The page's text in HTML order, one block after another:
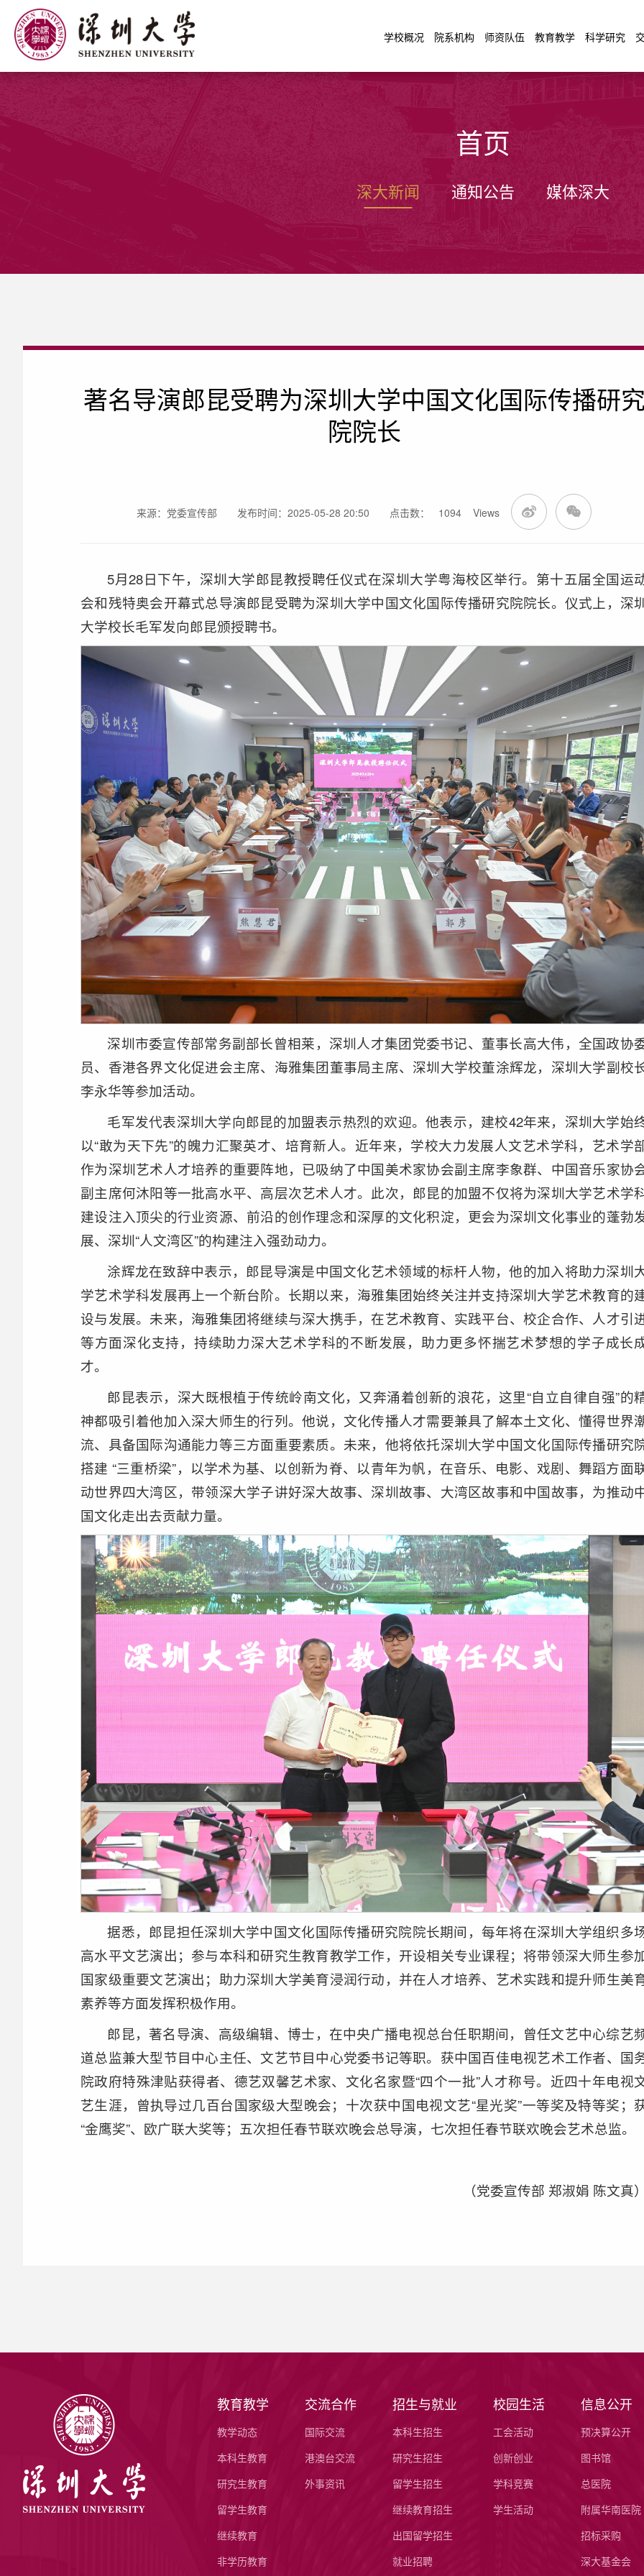
学校概况 院系机构 师资队伍 教育教学 科学研究
首页
深大新闻 通知公告 媒体深大
著名导演郎昆受聘为深圳大学中国文化国际传播研
院院长
来源：党委宣传部 发布时间：2025-05-28 20:50 点击数： 1094 Views
5月28日下午，深圳大学郎昆教授聘任仪式在深圳大学粤海校区举行。第十五届全国运
会和残特奥会开幕式总导演郎昆受聘为深圳大学中国文化国际传播研究院院长。仪式上，深
大学校长毛军发向郎昆颁授聘书。
深圳市委宣传部常务副部长曾相莱，深圳人才集团党委书记、董事长高大伟，全国政协
员、香港各界文化促进会主席、海雅集团董事局主席、深圳大学校董涂辉龙，深圳大学副校
李永华等参加活动。
毛军发代表深圳大学向郎昆的加盟表示热烈的欢迎。他表示，建校42年来，深圳大学始
以“敢为天下先”的魄力汇聚英才、培育新人。近年来，学校大力发展人文艺术学科，艺术学
作为深圳艺术人才培养的重要阵地，已吸纳了中国美术家协会副主席李象群、中国音乐家协
副主席何沐阳等一批高水平、高层次艺术人才。此次，郎昆的加盟不仅将为深圳大学艺术学
建设注入顶尖的行业资源、前沿的创作理念和深厚的文化积淀，更会为深圳文化事业的蓬勃
展、深圳“人文湾区”的构建注入强劲动力。
涂辉龙在致辞中表示，郎昆导演是中国文化艺术领域的标杆人物，他的加入将助力深圳
学艺术学科发展再上一个新台阶。长期以来，海雅集团始终关注并支持深圳大学艺术教育的
设与发展。未来，海雅集团将继续与深大携手，在艺术教育、实践平台、校企合作、人才引
等方面深化支持，持续助力深大艺术学科的不断发展，助力更多怀揣艺术梦想的学子成长
才。
郎昆表示，深大既根植于传统岭南文化，又奔涌着创新的浪花，这里“自立自律自强”的
神都吸引着他加入深大师生的行列。他说，文化传播人才需要兼具了解本土文化、懂得世界
流、具备国际沟通能力等三方面重要素质。未来，他将依托深圳大学中国文化国际传播研究
搭建 “三重桥梁”，以学术为基、以创新为脊、以青年为帆，在音乐、电影、戏剧、舞蹈方面
动世界四大湾区，带领深大学子讲好深大故事、深圳故事、大湾区故事和中国故事，为推动
国文化走出去贡献力量。
据悉，郎昆担任深圳大学中国文化国际传播研究院院长期间，每年将在深圳大学组织多
高水平文艺演出；参与本科和研究生教育教学工作，开设相关专业课程；将带领深大师生参
国家级重要文艺演出；助力深圳大学美育浸润行动，并在人才培养、艺术实践和提升师生美
素养等方面发挥积极作用。
郎昆，著名导演、高级编辑、博士，在中央广播电视总台任职期间，曾任文艺中心综艺
道总监兼大型节目中心主任、文艺节目中心党委书记等职。获中国百佳电视艺术工作者、国
院政府特殊津贴获得者、德艺双馨艺术家、文化名家暨“四个一批”人才称号。近四十年电视
艺生涯，曾执导过几百台国家级大型晚会；十次获中国电视文艺“星光奖”一等奖及特等奖；
“金鹰奖”、欧广联大奖等；五次担任春节联欢晚会总导演，七次担任春节联欢晚会艺术总监。
（党委宣传部 郑淑娟 陈文真
教育教学
教学动态
本科生教育
研究生教育
留学生教育
继续教育
非学历教育
交流合作
国际交流
港澳台交流
外事资讯
招生与就业
本科生招生
研究生招生
留学生招生
继续教育招生
出国留学招生
就业招聘
校园生活
工会活动
创新创业
学科竞赛
学生活动
信息公开
预决算公开
图书馆
总医院
附属华南医院
招标采购
深大基金会